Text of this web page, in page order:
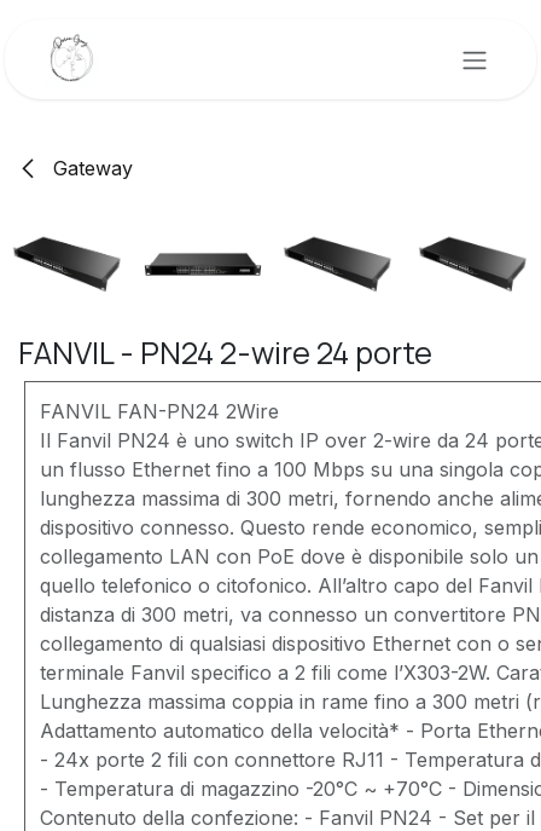
Gateway
FANVIL - PN24 2-wire 24 porte
FANVIL FAN-PN24 2Wire
Il Fanvil PN24 è uno switch IP over 2-wire da 24
un flusso Ethernet fino a 100 Mbps su una singola
lunghezza massima di 300 metri, fornendo anche
dispositivo connesso. Questo rende economico,
collegamento LAN con PoE dove è disponibile solo
quello telefonico o citofonico. All’altro capo del
distanza di 300 metri, va connesso un convertitore
collegamento di qualsiasi dispositivo Ethernet con o
terminale Fanvil specifico a 2 fili come l’X303-2W.
Lunghezza massima coppia in rame fino a 300 metri
Adattamento automatico della velocità* - Porta
- 24x porte 2 fili con connettore RJ11 - Temperatura
- Temperatura di magazzino -20°C ~ +70°C -
Contenuto della confezione: - Fanvil PN24 - Set per